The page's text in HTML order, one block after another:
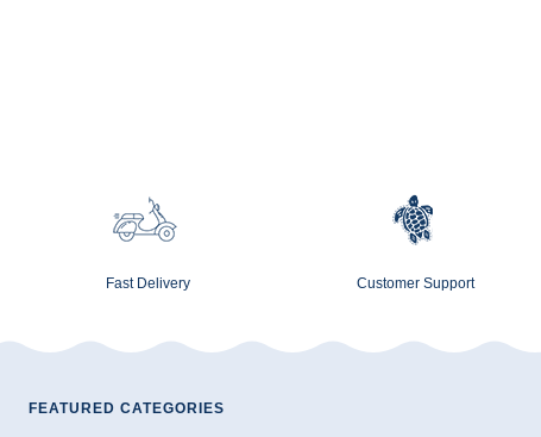
Fast Delivery Customer Support
FEATURED CATEGORIES